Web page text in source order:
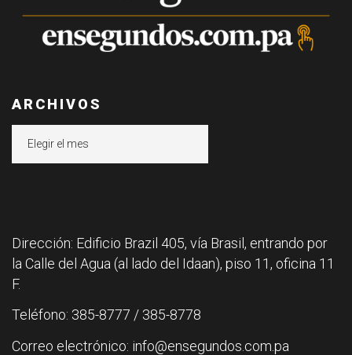
ARCHIVOS
Dirección: Edificio Brazil 405, vía Brasil, entrando por
la Calle del Agua (al lado del Idaan), piso 11, oficina 11
F.
Teléfono: 385-8777 / 385-8778
Correo electrónico: info@ensegundos.com.pa